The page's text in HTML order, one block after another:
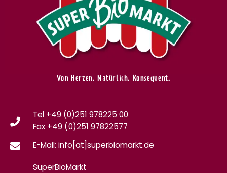
Von Herzen. Natürlich. Konsequent.
Tel +49 (0)251 978225 00
Fax +49 (0)251 97822577
E-Mail: info[at]superbiomarkt.de
SuperBioMarkt